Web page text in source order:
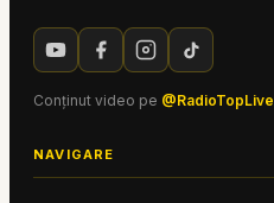
Conținut video pe @RadioTopLive
NAVIGARE